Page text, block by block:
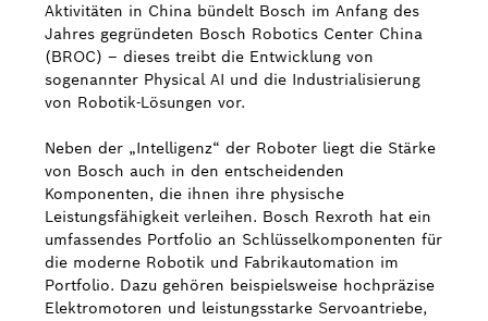
Aktivitäten in China bündelt Bosch im Anfang des
Jahres gegründeten Bosch Robotics Center China
(BROC) – dieses treibt die Entwicklung von
sogenannter Physical AI und die Industrialisierung
von Robotik-Lösungen vor.
Neben der „Intelligenz“ der Roboter liegt die Stärke
von Bosch auch in den entscheidenden
Komponenten, die ihnen ihre physische
Leistungsfähigkeit verleihen. Bosch Rexroth hat ein
umfassendes Portfolio an Schlüsselkomponenten für
die moderne Robotik und Fabrikautomation im
Portfolio. Dazu gehören beispielsweise hochpräzise
Elektromotoren und leistungsstarke Servoantriebe,